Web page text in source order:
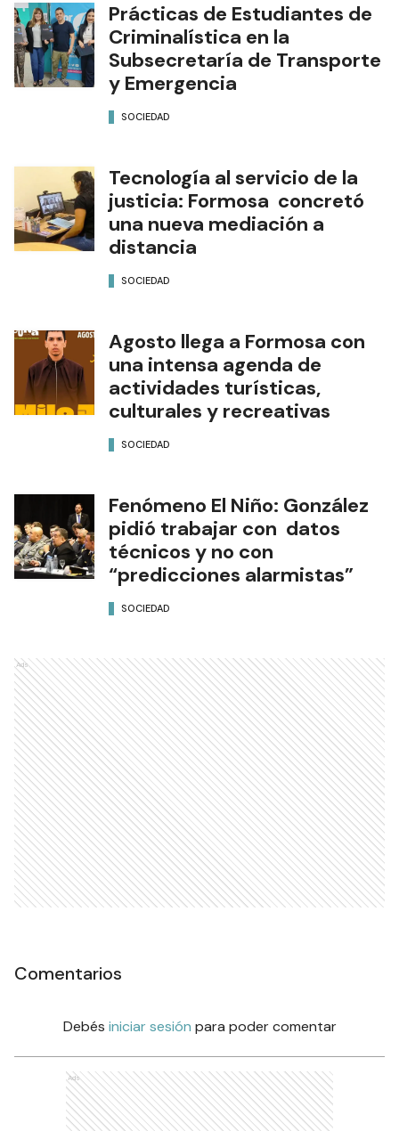
Prácticas de Estudiantes de
Criminalística en la
Subsecretaría de Transporte
y Emergencia
SOCIEDAD
Tecnología al servicio de la
justicia: Formosa concretó
una nueva mediación a
distancia
SOCIEDAD
Agosto llega a Formosa con
una intensa agenda de
actividades turísticas,
culturales y recreativas
SOCIEDAD
Fenómeno El Niño: González
pidió trabajar con datos
técnicos y no con
“predicciones alarmistas”
SOCIEDAD
Ads
Comentarios
Debés iniciar sesión para poder comentar
Ads